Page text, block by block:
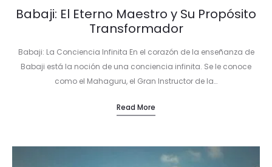
Babaji: El Eterno Maestro y Su Propósito
Transformador
Babaji: La Conciencia Infinita En el corazón de la enseñanza de
Babaji está la noción de una conciencia infinita. Se le conoce
como el Mahaguru, el Gran Instructor de la…
Read More